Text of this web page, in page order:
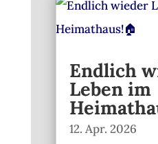
Endlich
Leben im
12. Apr. 2026